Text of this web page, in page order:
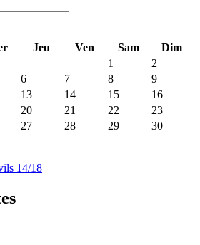
Jeu Ven Sam
Dim
1
2
6 7 8
9
13 14 15
16
20 21 22
23
27 28 29
30